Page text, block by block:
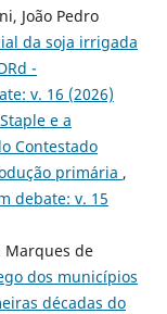
João Pedro
da soja irrigada
-
v. 16 (2026)
e a
Contestado
primária ,
debate: v. 15
Marques de
dos municípios
décadas do